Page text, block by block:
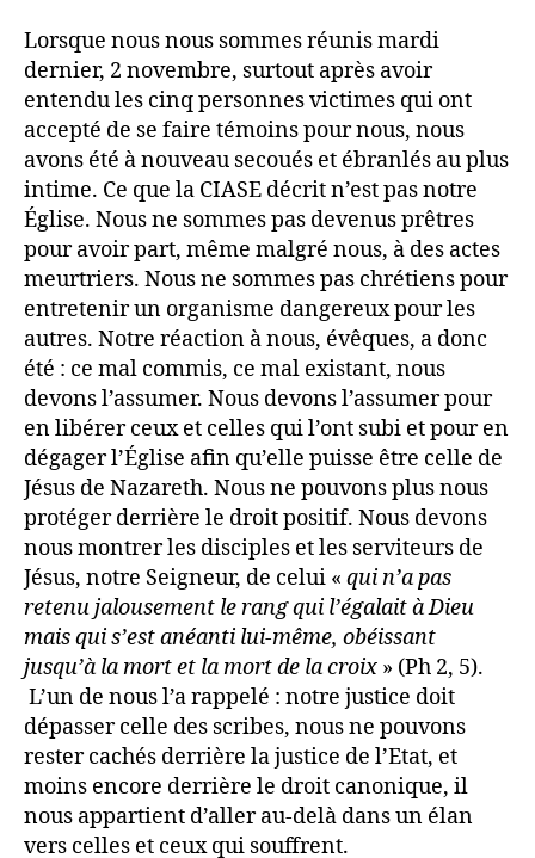
Lorsque nous nous sommes réunis mardi
dernier, 2 novembre, surtout après avoir
entendu les cinq personnes victimes qui ont
accepté de se faire témoins pour nous, nous
avons été à nouveau secoués et ébranlés au plus
intime. Ce que la CIASE décrit n’est pas notre
Église. Nous ne sommes pas devenus prêtres
pour avoir part, même malgré nous, à des actes
meurtriers. Nous ne sommes pas chrétiens pour
entretenir un organisme dangereux pour les
autres. Notre réaction à nous, évêques, a donc
été : ce mal commis, ce mal existant, nous
devons l’assumer. Nous devons l’assumer pour
en libérer ceux et celles qui l’ont subi et pour en
dégager l’Église afin qu’elle puisse être celle de
Jésus de Nazareth. Nous ne pouvons plus nous
protéger derrière le droit positif. Nous devons
nous montrer les disciples et les serviteurs de
Jésus, notre Seigneur, de celui « qui n’a pas
retenu jalousement le rang qui l’égalait à Dieu
mais qui s’est anéanti lui-même, obéissant
jusqu’à la mort et la mort de la croix » (Ph 2, 5).
L’un de nous l’a rappelé : notre justice doit
dépasser celle des scribes, nous ne pouvons
rester cachés derrière la justice de l’Etat, et
moins encore derrière le droit canonique, il
nous appartient d’aller au-delà dans un élan
vers celles et ceux qui souffrent.